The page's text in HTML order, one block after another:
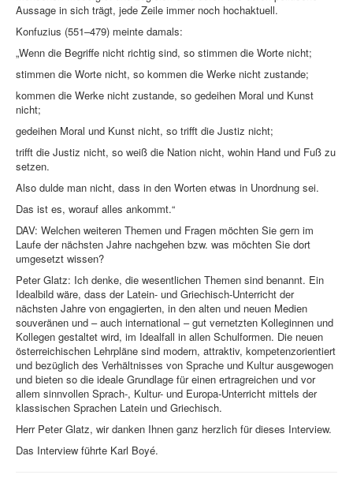
Aussage in sich trägt, jede Zeile immer noch hochaktuell.
Konfuzius (551–479) meinte damals:
„Wenn die Begriffe nicht richtig sind, so stimmen die Worte nicht;
stimmen die Worte nicht, so kommen die Werke nicht zustande;
kommen die Werke nicht zustande, so gedeihen Moral und Kunst
nicht;
gedeihen Moral und Kunst nicht, so trifft die Justiz nicht;
trifft die Justiz nicht, so weiß die Nation nicht, wohin Hand und Fuß zu
setzen.
Also dulde man nicht, dass in den Worten etwas in Unordnung sei.
Das ist es, worauf alles ankommt.“
DAV: Welchen weiteren Themen und Fragen möchten Sie gern im
Laufe der nächsten Jahre nachgehen bzw. was möchten Sie dort
umgesetzt wissen?
Peter Glatz: Ich denke, die wesentlichen Themen sind benannt. Ein
Idealbild wäre, dass der Latein- und Griechisch-Unterricht der
nächsten Jahre von engagierten, in den alten und neuen Medien
souveränen und – auch international – gut vernetzten Kolleginnen und
Kollegen gestaltet wird, im Idealfall in allen Schulformen. Die neuen
österreichischen Lehrpläne sind modern, attraktiv, kompetenzorientiert
und bezüglich des Verhältnisses von Sprache und Kultur ausgewogen
und bieten so die ideale Grundlage für einen ertragreichen und vor
allem sinnvollen Sprach-, Kultur- und Europa-Unterricht mittels der
klassischen Sprachen Latein und Griechisch.
Herr Peter Glatz, wir danken Ihnen ganz herzlich für dieses Interview.
Das Interview führte Karl Boyé.